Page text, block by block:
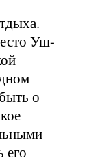
Уш-
о
его